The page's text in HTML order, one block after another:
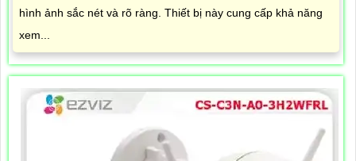
hình ảnh sắc nét và rõ ràng. Thiết bị này cung cấp khả năng
xem...